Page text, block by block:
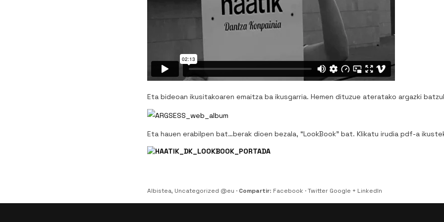
Eta bideoan ikusitakoaren emaitza ba ikusgarria. Hemen dituzue ateratako argazki
Eta hauen erabilpen bat…berak dioen bezala, “LookBook” bat. Klikatu irudia pdf-a
Albistea, Uncategorized @eu · Compartir: Facebook ·Twitter Google + LinkedIn